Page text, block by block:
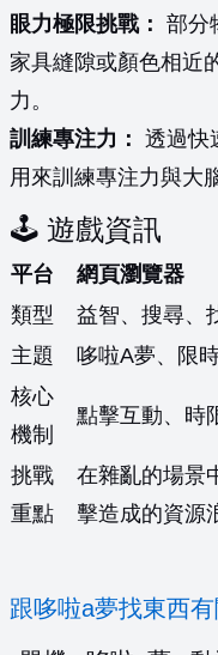
眼力極限挑戰： 部分
家具縫隙或顏色相近
力。
訓練專注力： 透過快
用來訓練專注力與大
🕹️ 遊戲資訊
平台
網頁瀏覽器
類型
益智、搜尋、
主題
哆啦A夢、限
核心
機制
點擊互動、時
挑戰
重點
在雜亂的場景
擊造成的資源
跟哆啦a夢找東西